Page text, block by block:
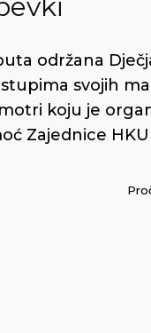
održana
svojih
koju je
Zajednice